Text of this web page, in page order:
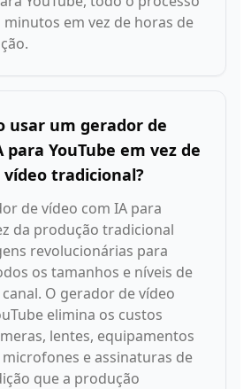
minutos em vez de horas de
usar um gerador de
para YouTube em vez de
tradicional?
de vídeo com IA para
da produção tradicional
revolucionárias para
os tamanhos e níveis de
O gerador de vídeo
elimina os custos
lentes, equipamentos
e assinaturas de
que a produção